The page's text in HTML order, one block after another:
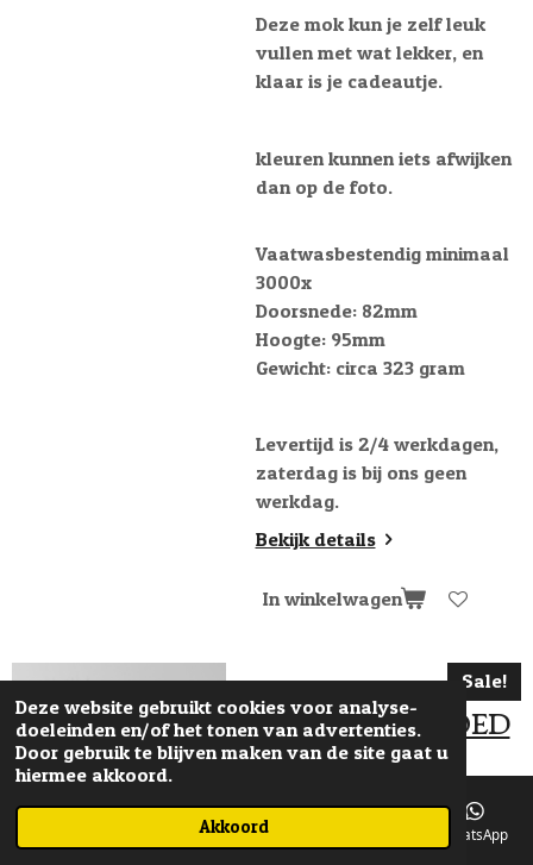
Deze website gebruikt cookies voor analyse-
doeleinden en/of het tonen van advertenties.
Door gebruik te blijven maken van de site gaat u
hiermee akkoord.
Akkoord
Deze mok kun je zelf leuk
vullen met wat lekker, en
klaar is je cadeautje.
kleuren kunnen iets afwijken
dan op de foto.
Vaatwasbestendig minimaal
3000x
Doorsnede: 82mm
Hoogte: 95mm
Gewicht: circa 323 gram
Levertijd is 2/4 werkdagen,
zaterdag is bij ons geen
werkdag.
Bekijk details
In winkelwagen
Sale!
GESLAAGD GOED
GEDAAN
GEFELICITEERD
€ 9,95
Telefoonnummer WhatsApp